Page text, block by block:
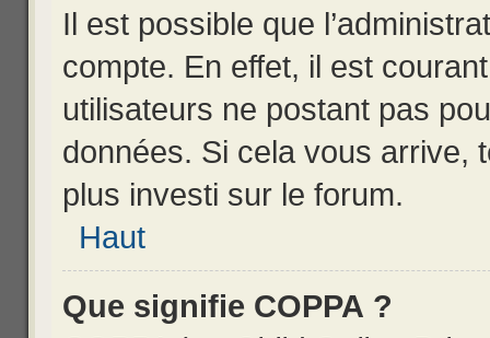
Il est possible que
compte. En effet, il est
utilisateurs ne postant pas
données. Si cela vous arrive,
plus investi sur le forum.
Haut
Que signifie COPPA ?